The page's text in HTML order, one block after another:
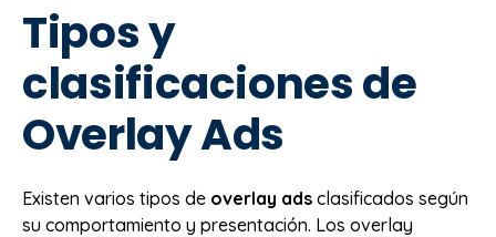
Tipos y
clasificaciones de
Overlay Ads
Existen varios tipos de overlay ads clasificados según
su comportamiento y presentación. Los overlay